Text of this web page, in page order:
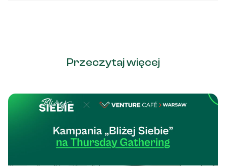
Przeczytaj więcej